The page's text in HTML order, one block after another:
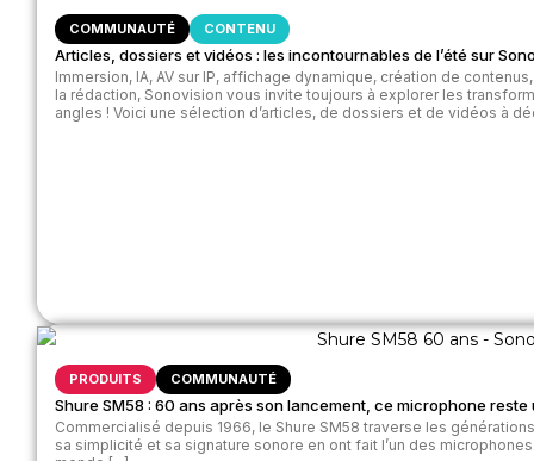
COMMUNAUTÉ CONTENU
Articles, dossiers et vidéos : les incontournables de l’été sur
Immersion, IA, AV sur IP, affichage dynamique, création de
la rédaction, Sonovision vous invite toujours à explorer les
angles ! Voici une sélection d’articles, de dossiers et de vidéos à
PRODUITS COMMUNAUTÉ
Shure SM58 : 60 ans après son lancement, ce microphone
Commercialisé depuis 1966, le Shure SM58 traverse les
sa simplicité et sa signature sonore en ont fait l’un des